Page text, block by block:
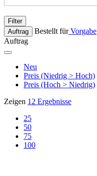
Filter
Auftrag
Bestellt fürVorgabe
Auftrag
Neu
Preis (Niedrig > Hoch)
Preis (Hoch > Niedrig)
Zeigen 12 Ergebnisse
25
50
75
100